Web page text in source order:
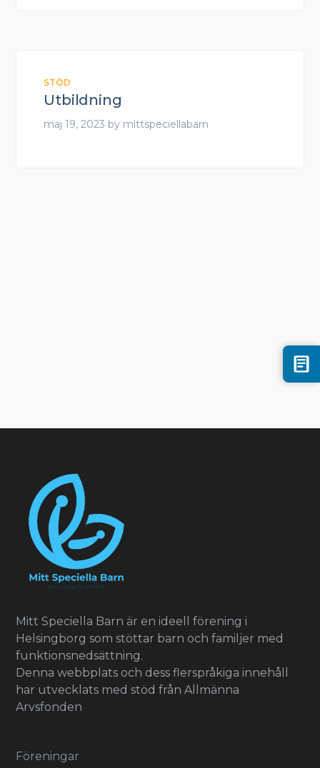
STÖD
Utbildning
maj 19, 2023 by mittspeciellabarn
Mitt Speciella Barn är en ideell förening i
Helsingborg som stöttar barn och familjer med
funktionsnedsättning.
Denna webbplats och dess flerspråkiga innehåll
har utvecklats med stöd från Allmänna
Arvsfonden
Föreningar